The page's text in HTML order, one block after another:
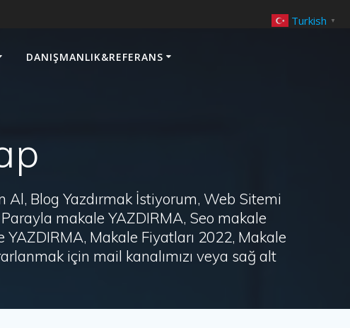
DANIŞMANLIK&REFERANS
Al, Blog Yazdırmak İstiyorum, Web Sitemi
makale YAZDIRMA, Seo makale
Makale Fiyatları 2022, Makale
için mail kanalımızı veya sağ alt
Turkish ▼